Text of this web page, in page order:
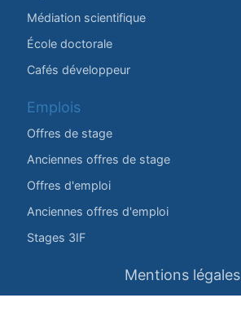
Médiation scientifique
École doctorale
Cafés développeur
Emplois
Offres de stage
Anciennes offres de stage
Offres d'emploi
Anciennes offres d'emploi
Stages 3IF
Mentions légales